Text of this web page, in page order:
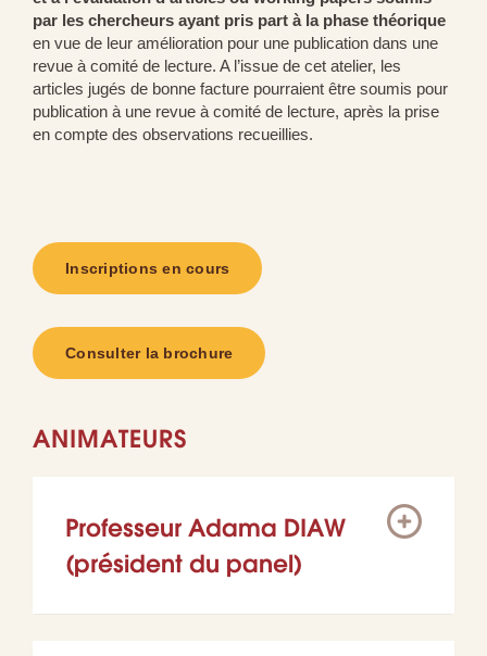
par les chercheurs ayant pris part à la phase théorique
en vue de leur amélioration pour une publication dans une
revue à comité de lecture. A l’issue de cet atelier, les
articles jugés de bonne facture pourraient être soumis pour
publication à une revue à comité de lecture, après la prise
en compte des observations recueillies.
Inscriptions en cours
Consulter la brochure
ANIMATEURS
Professeur Adama DIAW
(président du panel)